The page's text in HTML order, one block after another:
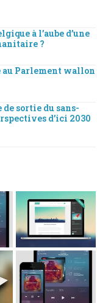
à l’aube d’une
?
au Parlement wallon
sortie du sans-
d’ici 2030